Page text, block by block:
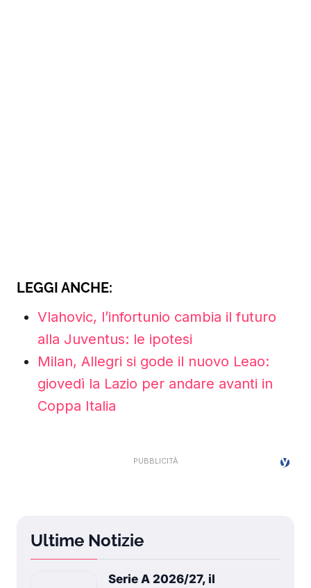
LEGGI ANCHE:
Vlahovic, l’infortunio cambia il futuro
alla Juventus: le ipotesi
Milan, Allegri si gode il nuovo Leao:
giovedì la Lazio per andare avanti in
Coppa Italia
Ultime Notizie
Serie A 2026/27, il